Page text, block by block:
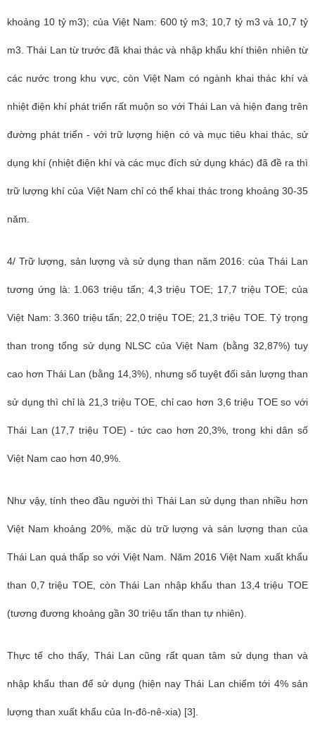
khoảng 10 tỷ m3); của Việt Nam: 600 tỷ m3; 10,7 tỷ m3 và 10,7 tỷ
m3. Thái Lan từ trước đã khai thác và nhập khẩu khí thiên nhiên từ
các nước trong khu vực, còn Việt Nam có ngành khai thác khí và
nhiệt điện khí phát triển rất muộn so với Thái Lan và hiện đang trên
đường phát triển - với trữ lượng hiện có và mục tiêu khai thác, sử
dụng khí (nhiệt điện khí và các mục đích sử dụng khác) đã đề ra thì
trữ lượng khí của Việt Nam chỉ có thể khai thác trong khoảng 30-35
năm.
4/ Trữ lượng, sản lượng và sử dụng than năm 2016: của Thái Lan
tương ứng là: 1.063 triệu tấn; 4,3 triệu TOE; 17,7 triệu TOE; của
Việt Nam: 3.360 triệu tấn; 22,0 triệu TOE; 21,3 triệu TOE. Tỷ trọng
than trong tổng sử dụng NLSC của Việt Nam (bằng 32,87%) tuy
cao hơn Thái Lan (bằng 14,3%), nhưng số tuyệt đối sản lượng than
sử dụng thì chỉ là 21,3 triệu TOE, chỉ cao hơn 3,6 triệu TOE so với
Thái Lan (17,7 triệu TOE) - tức cao hơn 20,3%, trong khi dân số
Việt Nam cao hơn 40,9%.
Như vậy, tính theo đầu người thì Thái Lan sử dụng than nhiều hơn
Việt Nam khoảng 20%, mặc dù trữ lượng và sản lượng than của
Thái Lan quá thấp so với Việt Nam. Năm 2016 Việt Nam xuất khẩu
than 0,7 triệu TOE, còn Thái Lan nhập khẩu than 13,4 triệu TOE
(tương đương khoảng gần 30 triệu tấn than tự nhiên).
Thực tế cho thấy, Thái Lan cũng rất quan tâm sử dụng than và
nhập khẩu than để sử dụng (hiện nay Thái Lan chiếm tới 4% sản
lượng than xuất khẩu của In-đô-nê-xia) [3].